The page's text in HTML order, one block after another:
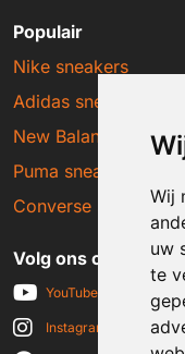
Wij
uw
te
Populair
Nike sneakers
Adidas sneakers
New Balance
Puma sneakers
Converse sneakers
Volg ons op social
YouTube
Instagram